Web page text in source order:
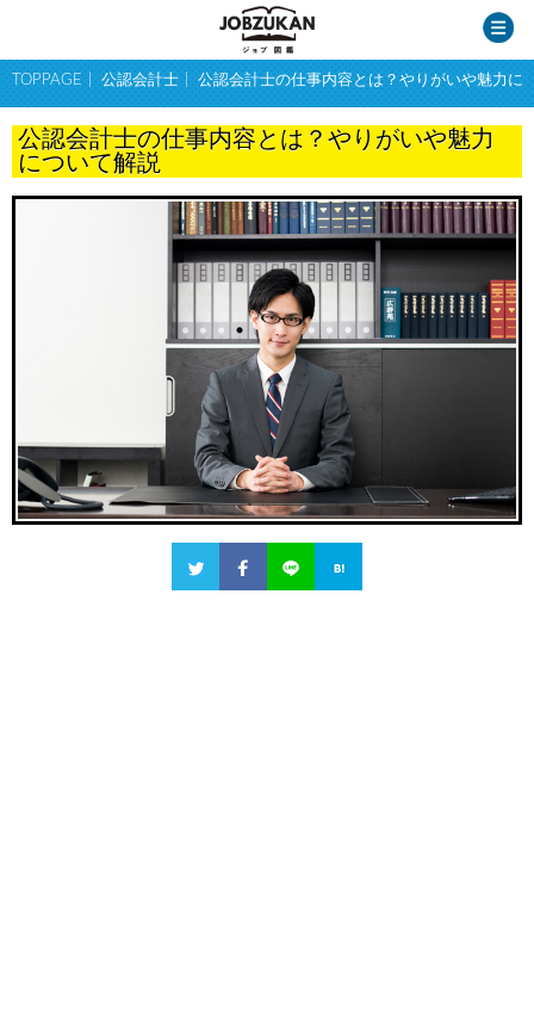
TOPPAGE 公認会計士 公認会計士の仕事内容とは？やりがいや魅力に
公認会計士の仕事内容とは？やりがいや魅力
について解説